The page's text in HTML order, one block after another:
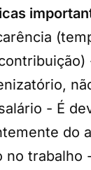
- É
do
no trabalho